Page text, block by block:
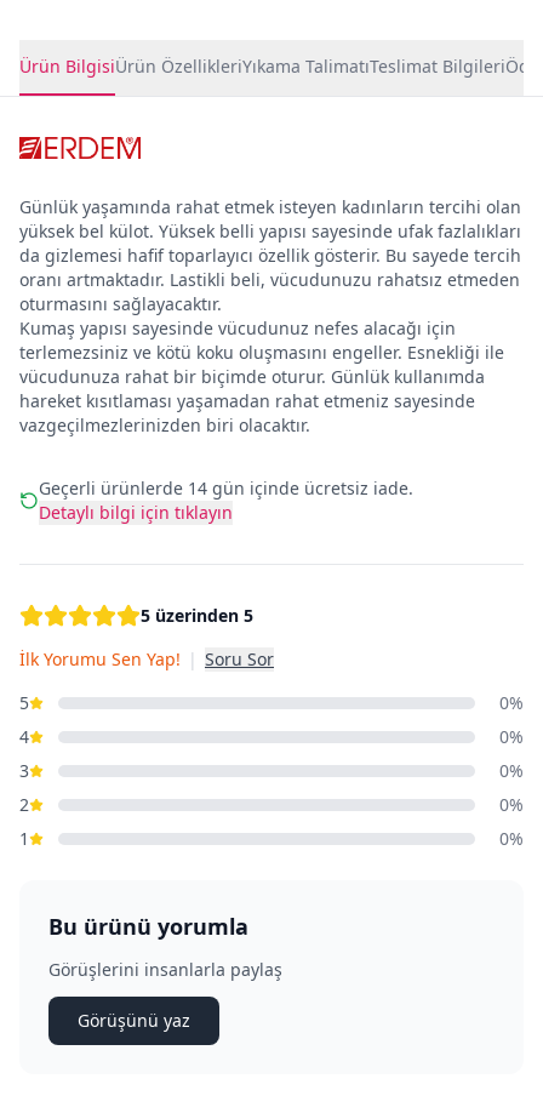
Ürün BilgisiÜrün ÖzellikleriYıkama TalimatıTeslimat Bilgileri
Günlük yaşamında rahat etmek isteyen kadınların tercihi olan
yüksek bel külot. Yüksek belli yapısı sayesinde ufak fazlalıkları
da gizlemesi hafif toparlayıcı özellik gösterir. Bu sayede tercih
oranı artmaktadır. Lastikli beli, vücudunuzu rahatsız etmeden
oturmasını sağlayacaktır.
Kumaş yapısı sayesinde vücudunuz nefes alacağı için
terlemezsiniz ve kötü koku oluşmasını engeller. Esnekliği ile
vücudunuza rahat bir biçimde oturur. Günlük kullanımda
hareket kısıtlaması yaşamadan rahat etmeniz sayesinde
vazgeçilmezlerinizden biri olacaktır.
Geçerli ürünlerde 14 gün içinde ücretsiz iade.
Detaylı bilgi için tıklayın
5 üzerinden 5
İlk Yorumu Sen Yap! | Soru Sor
5
0%
4
0%
3
0%
2
0%
1
0%
Bu ürünü yorumla
Görüşlerini insanlarla paylaş
Görüşünü yaz